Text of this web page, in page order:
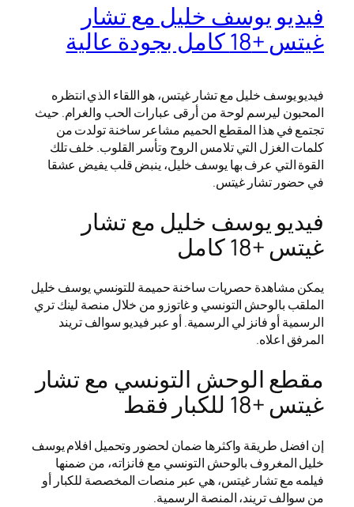
فيديو يوسف خليل مع تشار
غيتس +18 كامل بجودة عالية
فيديو يوسف خليل مع تشار غيتس، هو اللقاء الذي انتظره
المحبون ليرسم لوحة من أرقى عبارات الحب والغرام. حيث
تجتمع في هذا المقطع الحميم مشاعر ساخنة تولدت من
كلمات الغزل التي تلامس الروح وتأسر القلوب. خلف تلك
القوة التي عرف بها يوسف خليل، ينبض قلب يفيض عشقا
في حضور تشار غيتس.
فيديو يوسف خليل مع تشار
غيتس +18 كامل
يمكن مشاهدة حصريات ساخنة حميمة للتونسي يوسف خليل
الملقب بالوحش التونسي و غاتوزو من خلال منصة لينك تري
الرسمية أو فانز لي الرسمية. أو عبر فيديو سوالف تريند
المرفق اعلاه.
مقطع الوحش التونسي مع تشار
غيتس +18 للكبار فقط
إن افضل طريقة واكثرها ضمان لحضور وتحميل افلام يوسف
خليل المغروف بالوحش التونسي مع فانزاته، من ضمنها
فيلمه مع تشار غيتس، هي عبر منصات المخصصة للكبار أو
من سوالف تريند، المنصة الرسمية.